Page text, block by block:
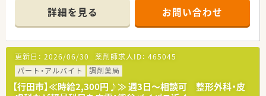
の処方箋を応需しています。
■薬剤師は常時3名から4名体制を確保しており、一人ひとりの
業務負担が少ない職場です。
【求人情報について】
■今回は正社員の募集となっており、ご経験や能力に応じて年収
450万円から550万円を想定しています。
■転勤の心配はなく、一つの場所で腰を据えて長くキャリアを築
いていきたい方に最適な求人です。
詳細を見る お問い合わせ
更新日： 2026/06/30 薬剤師求人ID： 465045
パート・アルバイト
調剤薬局
【行田市】≪時給2,300円♪≫ 週3日～相談可 整形外科・皮